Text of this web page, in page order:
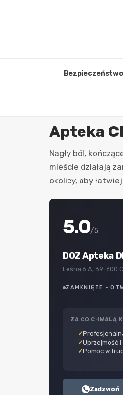
Bezpieczeństwo
Apteka
Nagły ból,
mieście działają
okolicy, aby
5.0/5
DOZ Apteka
Leśna 6 A, 89-600
ZAMKNIĘTE ·
ZA CO CHWALĄ
Uprzejmość
Pomoc w
Zadzwoń